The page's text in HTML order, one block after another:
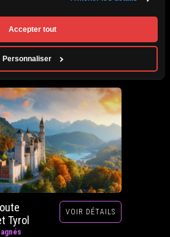
Accepter tout
Personnaliser
Tyrol
VOIR DÉTAILS